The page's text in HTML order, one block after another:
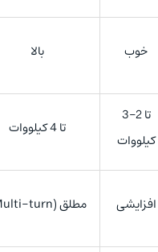
خوب بالا
تا 2–3
کیلووات
تا 4 کیلووات
افزایشی مطلق (Multi-turn)